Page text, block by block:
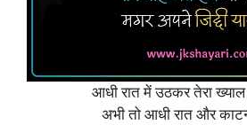
आधी रात में उठकर तेरा
अभी तो आधी रात और